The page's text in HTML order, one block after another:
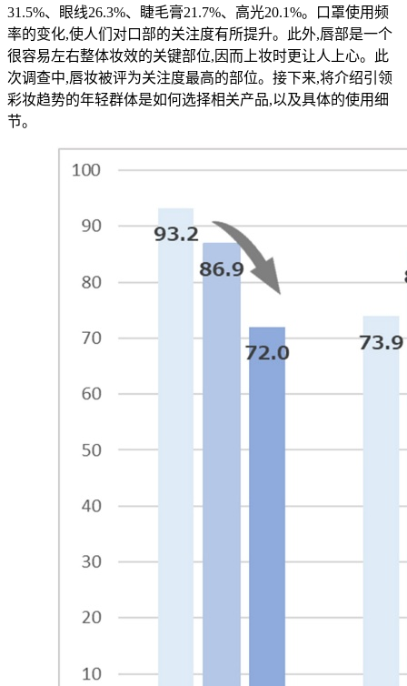
31.5%、眼线26.3%、睫毛膏21.7%、高光20.1%。口罩使用频
率的变化,使人们对口部的关注度有所提升。此外,唇部是一个
很容易左右整体妆效的关键部位,因而上妆时更让人上心。此
次调查中,唇妆被评为关注度最高的部位。接下来,将介绍引领
彩妆趋势的年轻群体是如何选择相关产品,以及具体的使用细
节。